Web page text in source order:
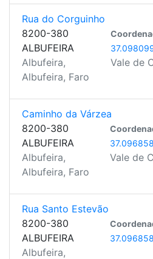
Rua do Corguinho
8200-380
ALBUFEIRA
Albufeira,
Albufeira, Faro
Vale de
Caminho da Várzea
8200-380
ALBUFEIRA
Albufeira,
Albufeira, Faro
Vale de
Rua Santo Estevão
8200-380
ALBUFEIRA
Albufeira,